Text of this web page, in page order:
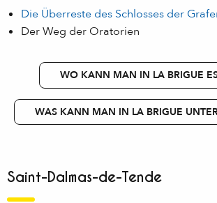
Die Überreste des Schlosses der
Der Weg der Oratorien
WO KANN MAN IN LA BRIGUE
WAS KANN MAN IN LA BRIGUE
Saint-Dalmas-de-Tende